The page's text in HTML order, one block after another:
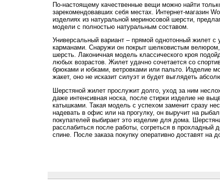
По-настоящему качественные вещи можно найти
зарекомендовавших себя местах. Интернет-магазин
изделиях из натуральной мериносовой шерсти,
модели с полностью натуральным составом.
Универсальный вариант – прямой однотонный жилет с
карманами. Снаружи он покрыт шелковистым велюром,
шерсть. Лаконичная модель классического кроя
любых возрастов. Жилет удачно сочетается со
брюками и юбками, ветровками или пальто. Изделие
жакет, оно не исказит силуэт и будет выглядеть
Шерстяной жилет прослужит долго, уход за ним
даже интенсивная носка, после стирки изделие не
катышками. Такая модель с успехом заменит сразу
надевать в офис или на прогулку, он выручит на
покупателей выбирает это изделие для дома.
расслабиться после работы, согреться в прохладный
спине. После заказа покупку оперативно доставят на